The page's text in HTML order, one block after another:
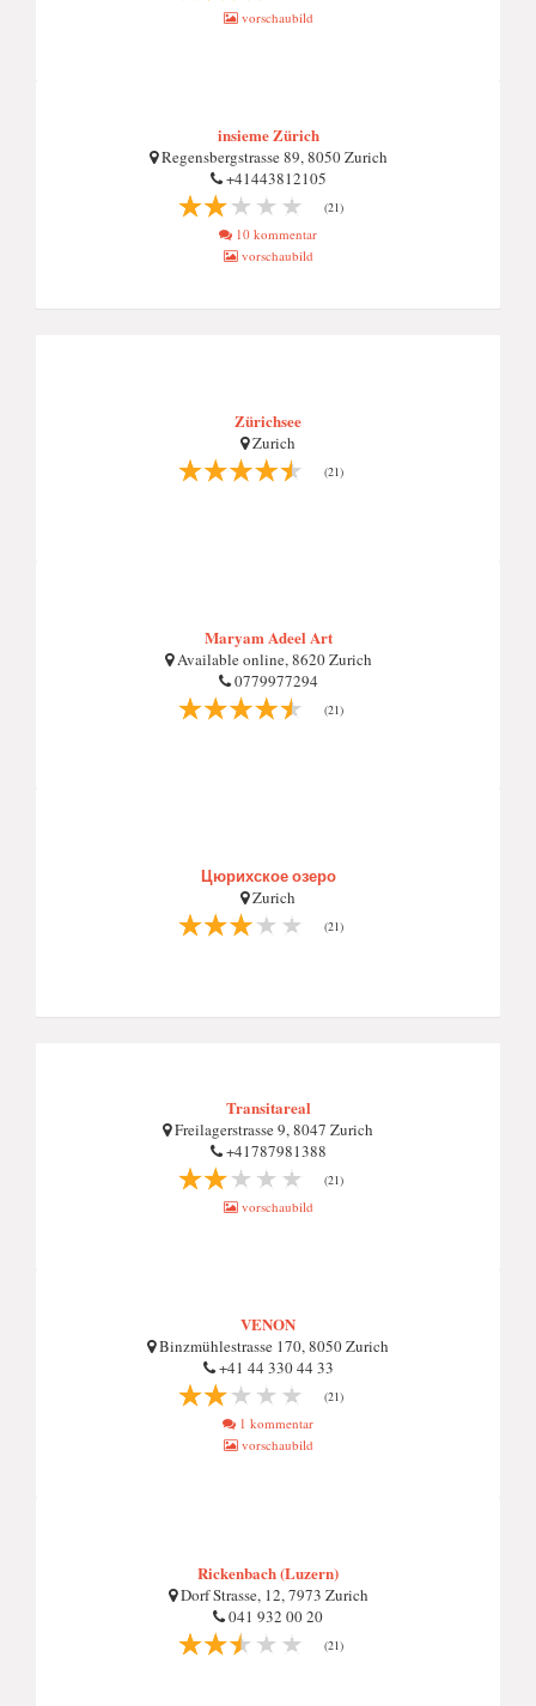
vorschaubild
insieme Zürich
Regensbergstrasse 89, 8050 Zurich
+41443812105
(21)
10 kommentar
vorschaubild
Zürichsee
Zurich
(21)
Maryam Adeel Art
Available online, 8620 Zurich
0779977294
(21)
Цюрихское озеро
Zurich
(21)
Transitareal
Freilagerstrasse 9, 8047 Zurich
+41787981388
(21)
vorschaubild
VENON
Binzmühlestrasse 170, 8050 Zurich
+41 44 330 44 33
(21)
1 kommentar
vorschaubild
Rickenbach (Luzern)
Dorf Strasse, 12, 7973 Zurich
041 932 00 20
(21)